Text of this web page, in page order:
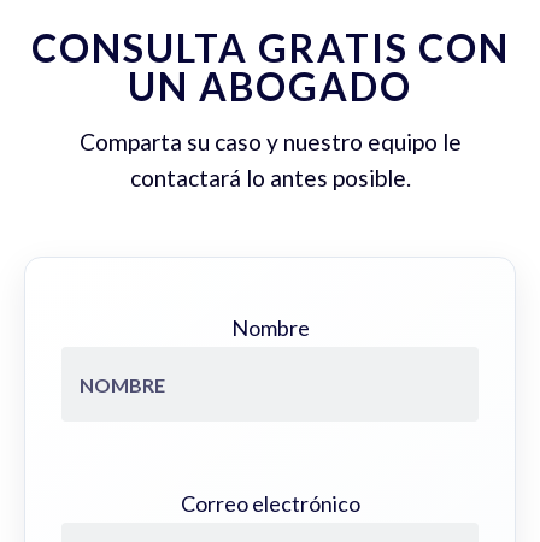
CONSULTA GRATIS CON
UN ABOGADO
Comparta su caso y nuestro equipo le
contactará lo antes posible.
Nombre
Correo electrónico